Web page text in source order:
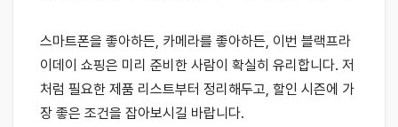
스마트폰을 좋아하든, 카메라를 좋아하든, 이번 블랙프라
이데이 쇼핑은 미리 준비한 사람이 확실히 유리합니다. 저
처럼 필요한 제품 리스트부터 정리해두고, 할인 시즌에 가
장 좋은 조건을 잡아보시길 바랍니다.